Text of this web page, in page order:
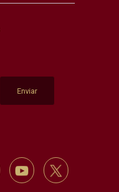
Enviar